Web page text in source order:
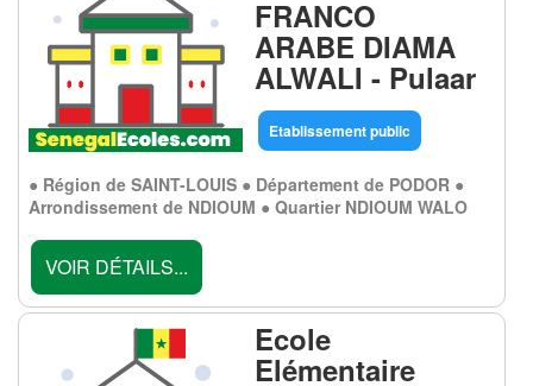
FRANCO
ARABE DIAMA
ALWALI - Pulaar
Etablissement public
● Région de SAINT-LOUIS ● Département de PODOR ●
Arrondissement de NDIOUM ● Quartier NDIOUM WALO
VOIR DÉTAILS...
Ecole
Elémentaire